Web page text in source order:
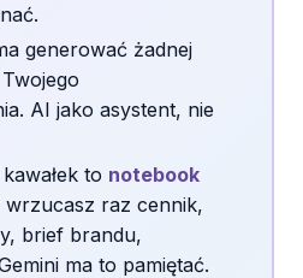
generować żadnej
AI jako asystent, nie
to notebook
wrzucasz raz cennik,
brief brandu,
ma to pamiętać.